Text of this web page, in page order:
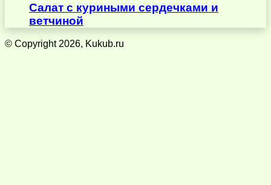
Салат с куриными сердечками и
ветчиной
© Copyright 2026, Kukub.ru